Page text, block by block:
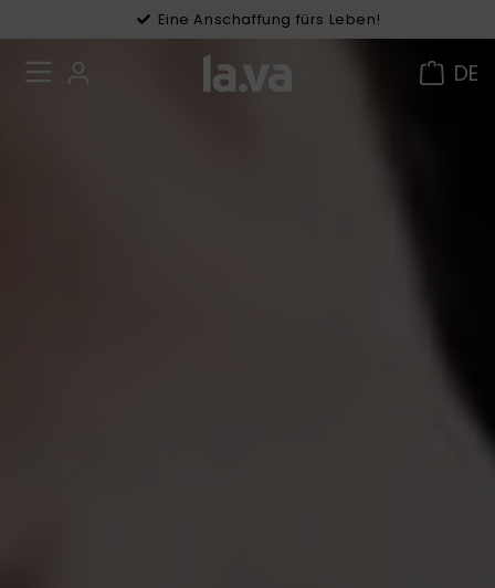
Eine Anschaffung fürs Leben!
Gratis Versand in DE ab 49 €
DE